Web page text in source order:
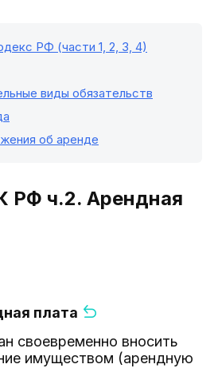
РФ (части 1, 2, 3, 4)
виды обязательств
об аренде
РФ ч.2. Арендная
плата
своевременно вносить
имуществом (арендную